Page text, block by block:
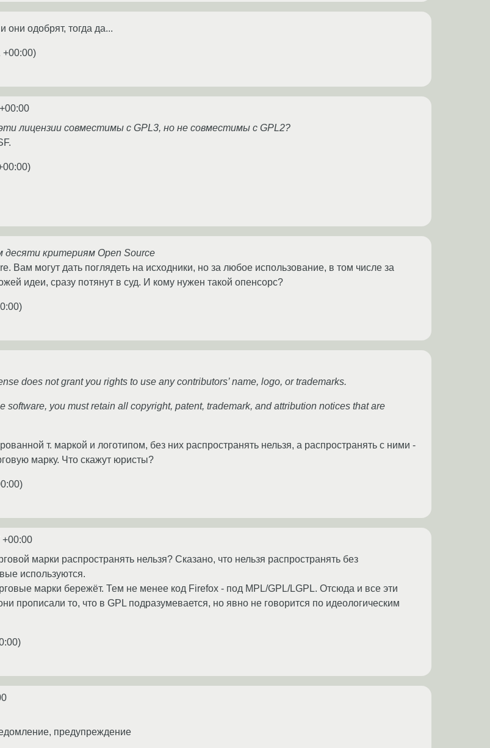
они одобрят, тогда да...
+00:00)
лицензии совместимы с GPL3, но не совместимы с GPL2?
)
десяти критериям Open Source
Вам могут дать поглядеть на исходники, но за любое использование, в том числе за
идеи, сразу потянут в суд. И кому нужен такой опенсорс?
)
does not grant you rights to use any contributors’ name, logo, or trademarks.
software, you must retain all copyright, patent, trademark, and attribution notices that are
т. маркой и логотипом, без них распространять нельзя, а распространять с ними -
марку. Что скажут юристы?
)
+00:00
марки распространять нельзя? Сказано, что нельзя распространять без
используются.
марки бережёт. Тем не менее код Firefox - под MPL/GPL/LGPL. Отсюда и все эти
прописали то, что в GPL подразумевается, но явно не говорится по идеологическим
)
предупреждение